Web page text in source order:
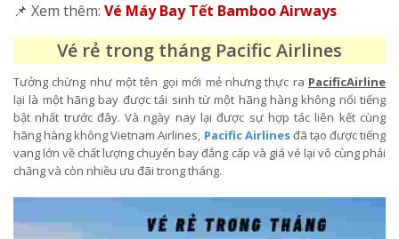
📌 Xem thêm: Vé Máy Bay Tết Bamboo Airways
Vé rẻ trong tháng Pacific Airlines
Tưởng chừng như một tên gọi mới mẻ nhưng thực ra PacificAirline
lại là một hãng bay được tái sinh từ một hãng hàng không nổi tiếng
bật nhất trước đây. Và ngày nay lại được sự hợp tác liên kết cùng
hãng hàng không Vietnam Airlines, Pacific Airlinesđã tạo được tiếng
vang lớn về chất lượng chuyến bay đẳng cấp và giá vé lại vô cùng phải
chăng và còn nhiều ưu đãi trong tháng.